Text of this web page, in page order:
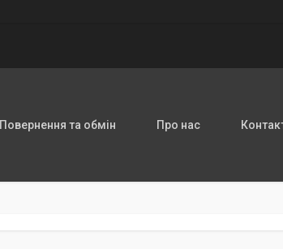
Повернення та обмін Про нас